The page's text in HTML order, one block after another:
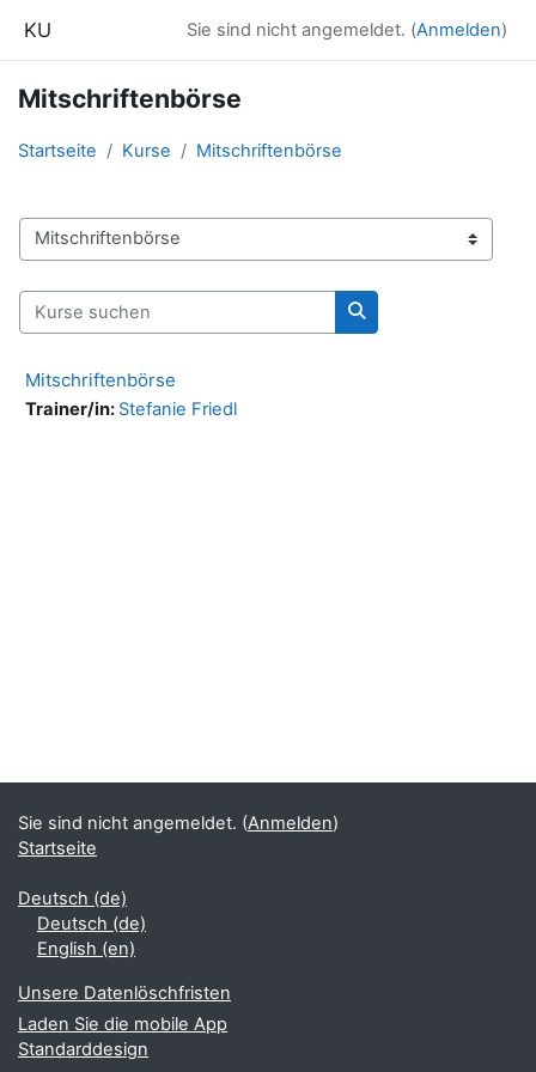
KU Sie sind nicht angemeldet. (Anmelden)
Mitschriftenbörse
Startseite Kurse Mitschriftenbörse
Kursbereiche
Kurse suchen
Kurse suchen
Mitschriftenbörse
Trainer/in: Stefanie Friedl
Sie sind nicht angemeldet. (Anmelden)
Startseite
Deutsch ‎(de)‎
Deutsch ‎(de)‎
English ‎(en)‎
Unsere Datenlöschfristen
Laden Sie die mobile App
Standarddesign